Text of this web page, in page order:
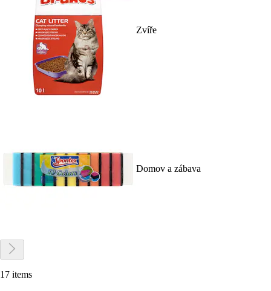
Zvíře
Domov a zábava
17 items